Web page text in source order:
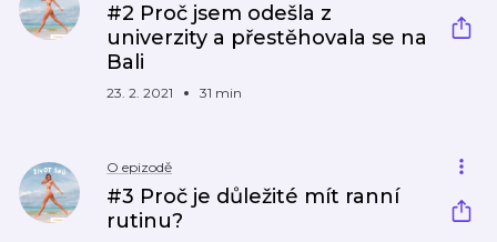
#2 Proč jsem odešla z
univerzity a přestěhovala se na
Bali
23. 2. 2021 31 min
O epizodě
#3 Proč je důležité mít ranní
rutinu?